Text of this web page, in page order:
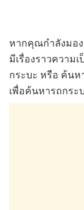
หากคุณกำลังมอ
มีเรื่องราวความ
กระบะ หรือ ค้น
เพื่อค้นหารถกร